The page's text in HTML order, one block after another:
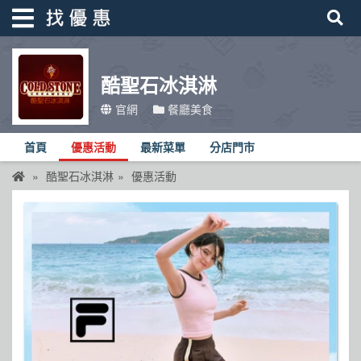
酷聖石冰淇淋
官網 餐廳美食
首頁 優惠活動 最新菜單 分店門市
酷聖石冰淇淋 優惠活動
找優惠
首頁
優惠活動
折價卷
找菜單
品牌總覽